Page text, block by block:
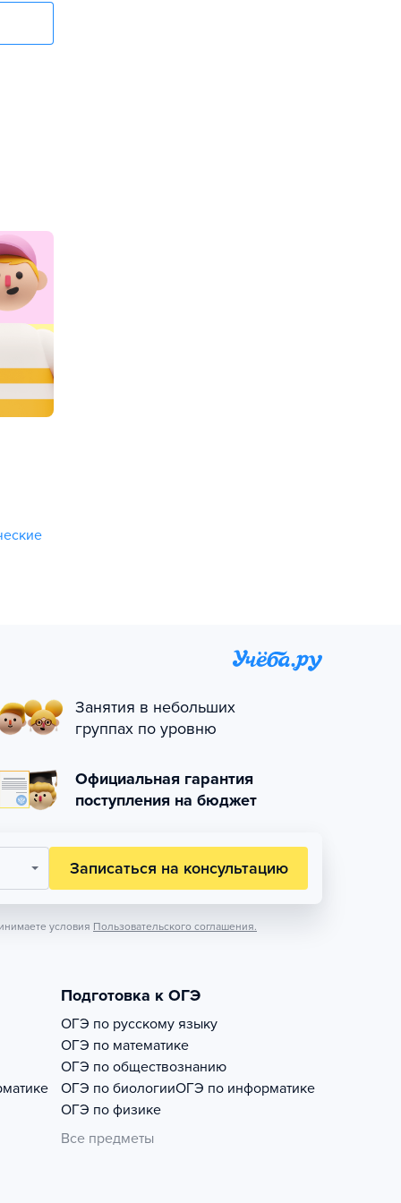
Занятия в небольших
группах по уровню
Официальная гарантия
поступления на бюджет
Записаться на консультацию
условия Пользовательского соглашения.
Подготовка к ОГЭ
ОГЭ по русскому языку
ОГЭ по математике
ОГЭ по обществознанию
ОГЭ по биологииОГЭ по информатике
ОГЭ по физике
Все предметы